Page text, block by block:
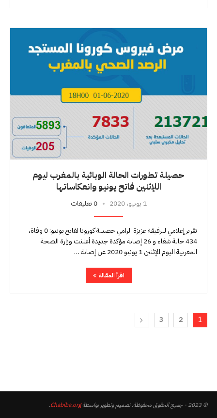
حصيلة تطورات الحالة الوبائية بالمغرب ليوم
اللإثنين فاتح يونيو وانعكاساتها
1 يونيو، 2020 0 تعليقات
تقرير إعلامي للرفيقة عزيزة الرامي حصيلة كورونا لفاتح يونيو: 0 وفاة،
434 حالة شفاء و 26 إصابة مؤكدة جديدة أعلنت وزارة الصحة
المغربية اليوم الإثنين 1 يونيو 2020 عن إصابة …
اقرأ المقالة
1
2
3
© 2023 - جميع الحقوق محفوظة. تصميم وتطوير بواسطة Chabiba.org
.